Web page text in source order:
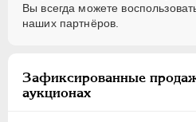
Вы всегда можете
наших партнёров.
Зафиксированные
аукционах